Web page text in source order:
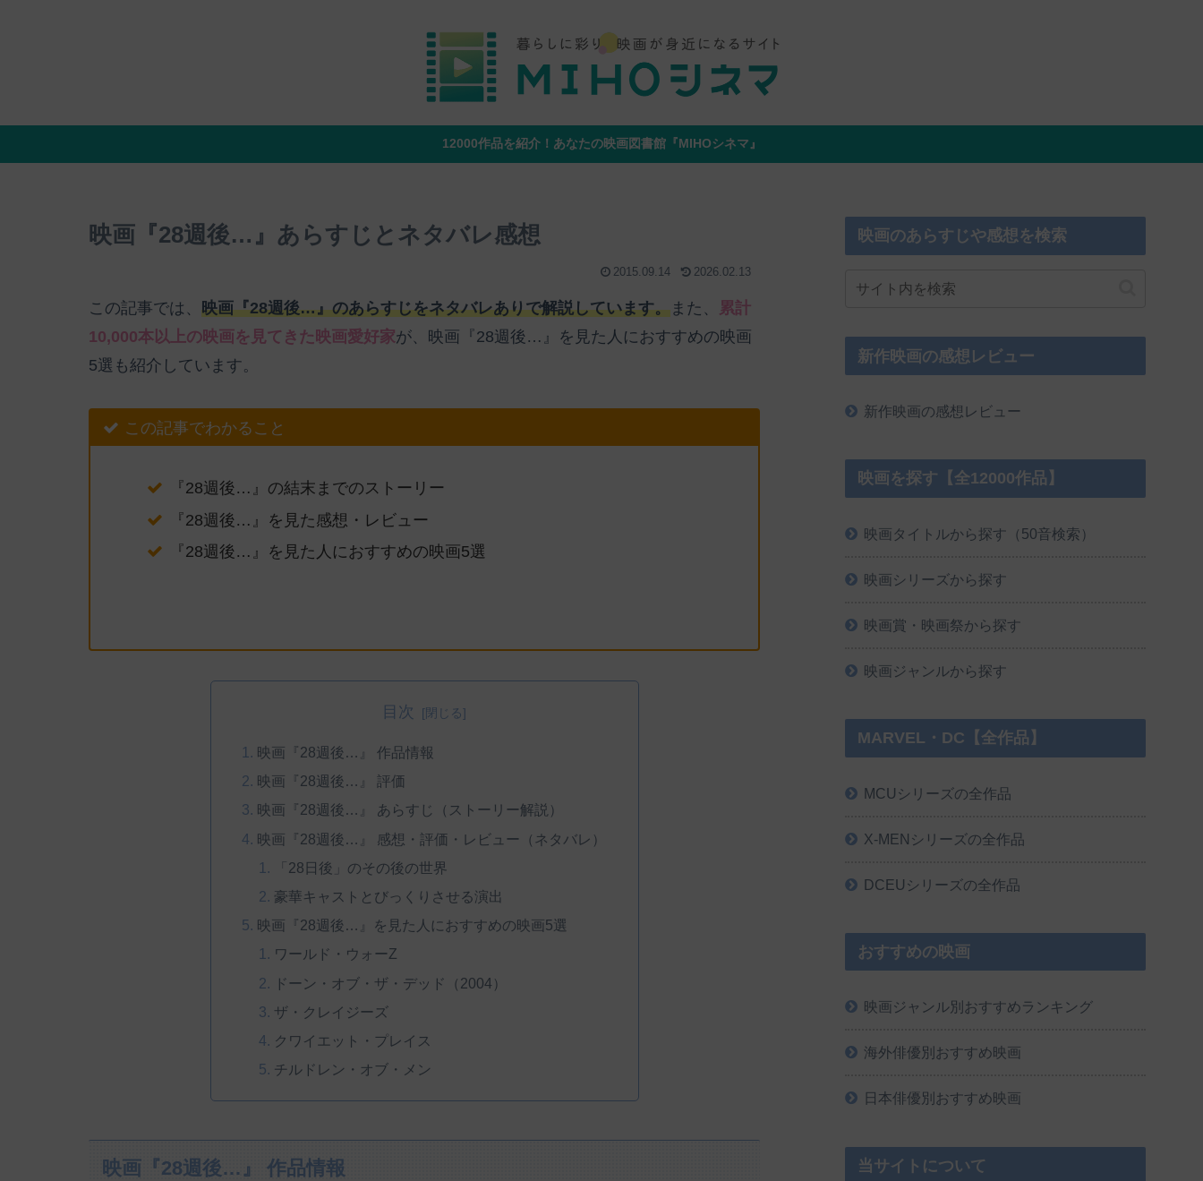
12000作品を紹介！あなたの映画図書館『MIHOシネマ』
映画『28週後…』あらすじとネタバレ感想
2015.09.14 2026.02.13
この記事では、 映画『28週後…』のあらすじをネタバレありで解説しています。 また、
累計
10,000本以上の映画を見てきた映画愛好家が、映画『28週後…』を見た人におすすめの映画
5選も紹介しています。
この記事でわかること
『28週後…』の結末までのストーリー
『28週後…』を見た感想・レビュー
『28週後…』を見た人におすすめの映画5選
目次
映画『28週後…』 作品情報
映画『28週後…』 評価
映画『28週後…』 あらすじ（ストーリー解説）
映画『28週後…』 感想・評価・レビュー（ネタバレ）
「28日後」のその後の世界
豪華キャストとびっくりさせる演出
映画『28週後…』を見た人におすすめの映画5選
ワールド・ウォーZ
ドーン・オブ・ザ・デッド（2004）
ザ・クレイジーズ
クワイエット・プレイス
チルドレン・オブ・メン
映画『28週後…』 作品情報
映画のあらすじや感想を検索
新作映画の感想レビュー
新作映画の感想レビュー
映画を探す【全12000作品】
映画タイトルから探す（50音検索）
映画シリーズから探す
映画賞・映画祭から探す
映画ジャンルから探す
MARVEL・DC【全作品】
MCUシリーズの全作品
X-MENシリーズの全作品
DCEUシリーズの全作品
おすすめの映画
映画ジャンル別おすすめランキング
海外俳優別おすすめ映画
日本俳優別おすすめ映画
当サイトについて